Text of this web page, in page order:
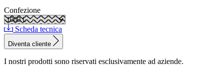
Confezione
Scheda tecnica
Diventa cliente
I nostri prodotti sono riservati esclusivamente ad aziende.